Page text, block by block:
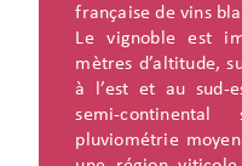
française de vins
Le vignoble est
mètres d’altitude,
à l’est et au sud-
semi-
pluviométrie